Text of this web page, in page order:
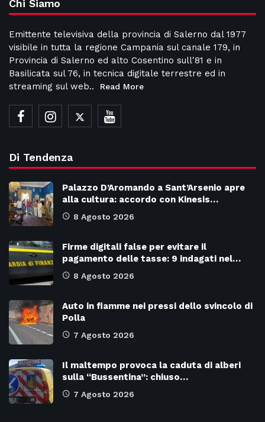
Chi Siamo
Emittente televisiva della provincia di Salerno dal 1977
visibile in tutta la regione Campania sul canale 179, in
Provincia di Salerno ed alto Cosentino sull'81 e in
Basilicata sul 76, in tecnica digitale terrestre ed in
streaming sul web..
Read More
Di Tendenza
Palazzo D’Aromando a Sant’Arsenio apre
alla cultura: accordo con Kinesis…
8 Agosto 2026
Firme digitali false per evitare il
pagamento delle tasse: 9 indagati nel…
8 Agosto 2026
Auto in fiamme nei pressi dello svincolo di
Polla
7 Agosto 2026
Il maltempo provoca la caduta di alberi
sulla “Bussentina”: chiuso…
7 Agosto 2026